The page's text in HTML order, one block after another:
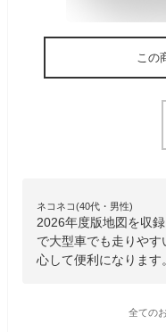
この
ネコネコ(40代・男性)
2026年度版地図を収
で大型車でも走りや
心して便利になります。
全ての